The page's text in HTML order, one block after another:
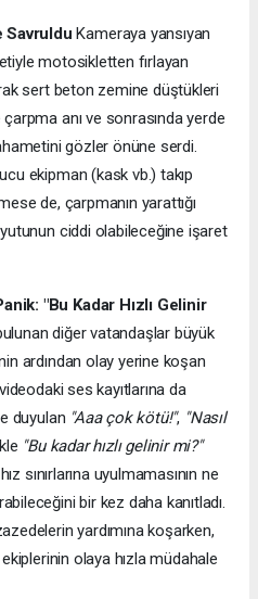
Savruldu Kameraya yansıyan
motosikletten fırlayan
sert beton zemine düştükleri
anı ve sonrasında yerde
gözler önüne serdi.
ekipman (kask vb.) takıp
de, çarpmanın yarattığı
ciddi olabileceğine işaret
"Bu Kadar Hızlı Gelinir
diğer vatandaşlar büyük
ardından olay yerine koşan
ses kayıtlarına da
duyulan "Aaa çok kötü!", "Nasıl
"Bu kadar hızlı gelinir mi?"
sınırlarına uyulmamasının ne
bir kez daha kanıtladı.
yardımına koşarken,
olaya hızla müdahale